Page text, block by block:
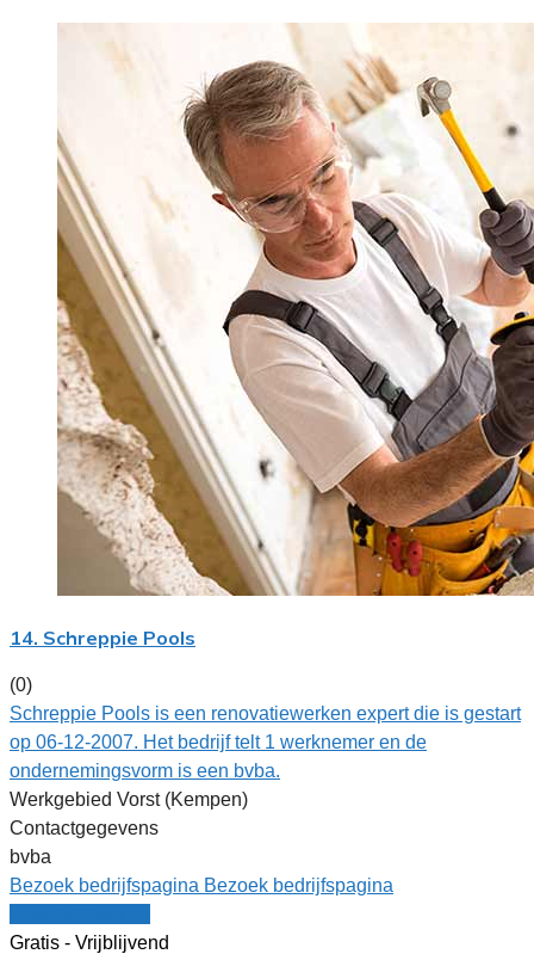
14. Schreppie Pools
(0)
Schreppie Pools is een renovatiewerken expert die is gestart
op 06-12-2007. Het bedrijf telt 1 werknemer en de
ondernemingsvorm is een bvba.
Werkgebied Vorst (Kempen)
Contactgegevens
bvba
Bezoek bedrijfspagina Bezoek bedrijfspagina
Gratis - Vrijblijvend